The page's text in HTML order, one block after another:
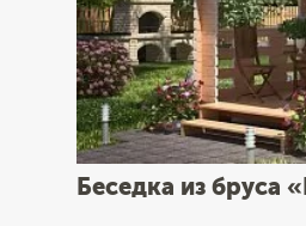
Беседка из бруса